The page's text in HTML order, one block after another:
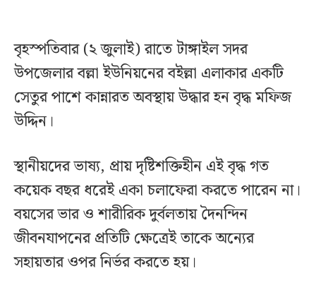
বৃহস্পতিবার (২ জুলাই) রাতে টাঙ্গাইল সদর
উপজেলার বল্লা ইউনিয়নের বইল্লা এলাকার একটি
সেতুর পাশে কান্নারত অবস্থায় উদ্ধার হন বৃদ্ধ মফিজ
উদ্দিন।
স্থানীয়দের ভাষ্য, প্রায় দৃষ্টিশক্তিহীন এই বৃদ্ধ গত
কয়েক বছর ধরেই একা চলাফেরা করতে পারেন না।
বয়সের ভার ও শারীরিক দুর্বলতায় দৈনন্দিন
জীবনযাপনের প্রতিটি ক্ষেত্রেই তাকে অন্যের
সহায়তার ওপর নির্ভর করতে হয়।